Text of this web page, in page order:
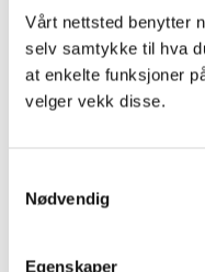
Vårt nettsted benytter
selv samtykke til hva
at enkelte funksjoner
velger vekk disse.
Nødvendig
Egenskaper
Oversikt over
Pengespelregisteret
Tala for radio- og tv-